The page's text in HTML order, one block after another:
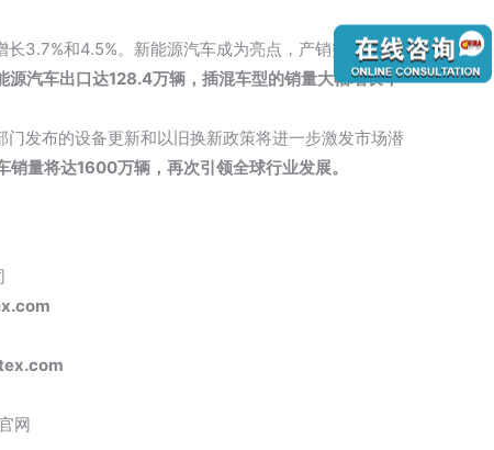
3.7%和4.5%。新能源汽车成为亮点，产销突破1280
源汽车出口达128.4万辆，插混车型的销量大幅增长，
门发布的设备更新和以旧换新政策将进一步激发市场潜
量将达1600万辆，再次引领全球行业发展。
网